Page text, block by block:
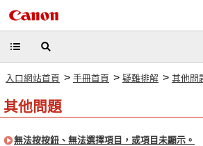
入口網站首頁 > 手冊首頁 > 疑難排解 > 其他問
其他問題
無法按按鈕、無法選擇項目，或項目未顯示。